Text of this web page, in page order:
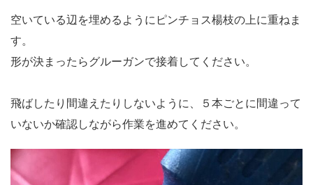
空いている辺を埋めるようにピンチョス楊枝の上に重ねま
す。
形が決まったらグルーガンで接着してください。
飛ばしたり間違えたりしないように、５本ごとに間違って
いないか確認しながら作業を進めてください。